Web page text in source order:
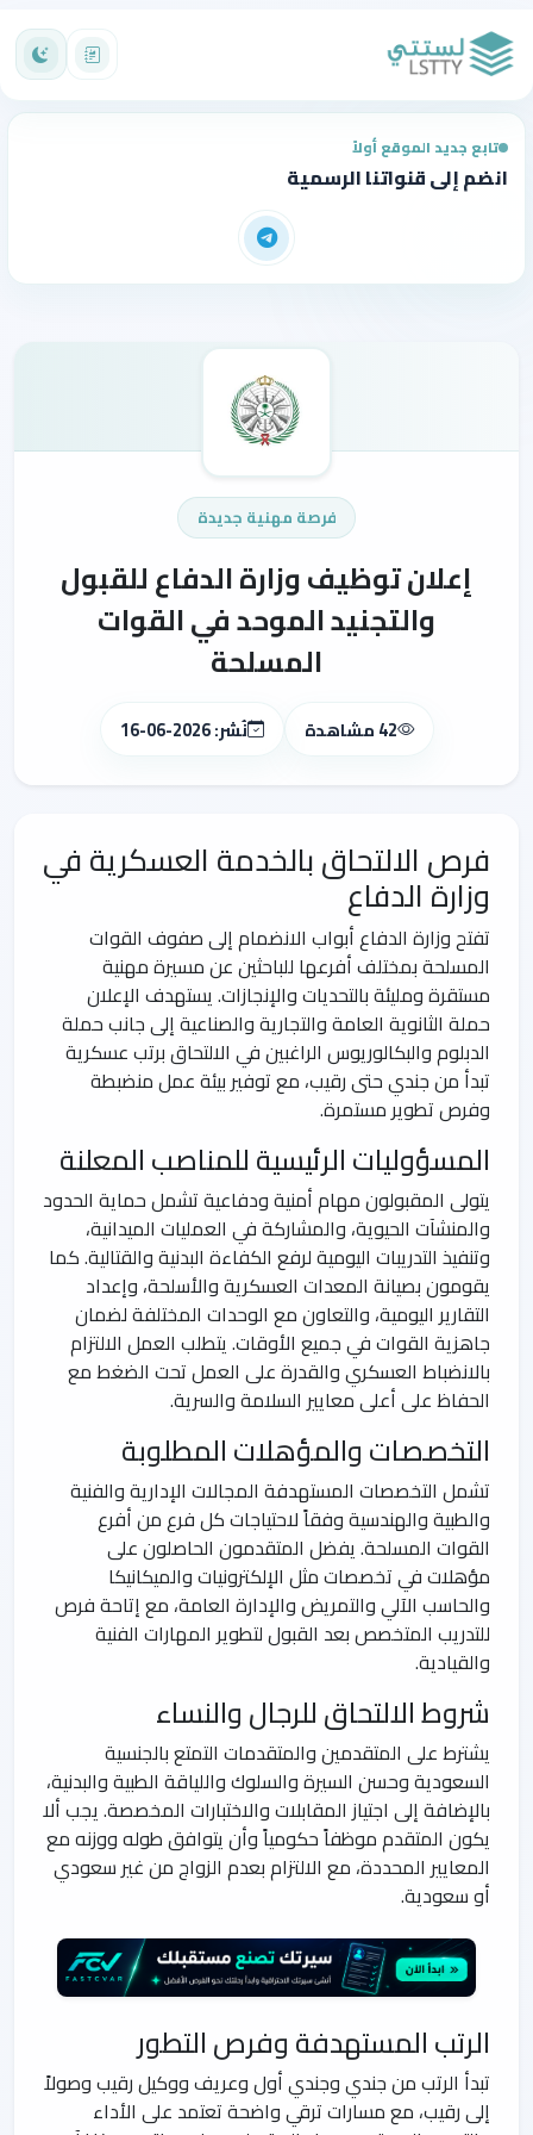
تابع جديد الموقع أولاً
انضم إلى قنواتنا الرسمية
فرصة مهنية جديدة
إعلان توظيف وزارة الدفاع للقبول
والتجنيد الموحد في القوات
المسلحة
42 مشاهدة نُشر: 2026-06-16
فرص الالتحاق بالخدمة العسكرية في
وزارة الدفاع
تفتح وزارة الدفاع أبواب الانضمام إلى صفوف القوات
المسلحة بمختلف أفرعها للباحثين عن مسيرة مهنية
مستقرة ومليئة بالتحديات والإنجازات. يستهدف الإعلان
حملة الثانوية العامة والتجارية والصناعية إلى جانب حملة
الدبلوم والبكالوريوس الراغبين في الالتحاق برتب عسكرية
تبدأ من جندي حتى رقيب، مع توفير بيئة عمل منضبطة
وفرص تطوير مستمرة.
المسؤوليات الرئيسية للمناصب المعلنة
يتولى المقبولون مهام أمنية ودفاعية تشمل حماية الحدود
والمنشآت الحيوية، والمشاركة في العمليات الميدانية،
وتنفيذ التدريبات اليومية لرفع الكفاءة البدنية والقتالية. كما
يقومون بصيانة المعدات العسكرية والأسلحة، وإعداد
التقارير اليومية، والتعاون مع الوحدات المختلفة لضمان
جاهزية القوات في جميع الأوقات. يتطلب العمل الالتزام
بالانضباط العسكري والقدرة على العمل تحت الضغط مع
الحفاظ على أعلى معايير السلامة والسرية.
التخصصات والمؤهلات المطلوبة
تشمل التخصصات المستهدفة المجالات الإدارية والفنية
والطبية والهندسية وفقاً لاحتياجات كل فرع من أفرع
القوات المسلحة. يفضل المتقدمون الحاصلون على
مؤهلات في تخصصات مثل الإلكترونيات والميكانيكا
والحاسب الآلي والتمريض والإدارة العامة، مع إتاحة فرص
للتدريب المتخصص بعد القبول لتطوير المهارات الفنية
والقيادية.
شروط الالتحاق للرجال والنساء
يشترط على المتقدمين والمتقدمات التمتع بالجنسية
السعودية وحسن السيرة والسلوك واللياقة الطبية والبدنية،
بالإضافة إلى اجتياز المقابلات والاختبارات المخصصة. يجب ألا
يكون المتقدم موظفاً حكومياً وأن يتوافق طوله ووزنه مع
المعايير المحددة، مع الالتزام بعدم الزواج من غير سعودي
أو سعودية.
الرتب المستهدفة وفرص التطور
تبدأ الرتب من جندي وجندي أول وعريف ووكيل رقيب وصولاً
إلى رقيب، مع مسارات ترقي واضحة تعتمد على الأداء